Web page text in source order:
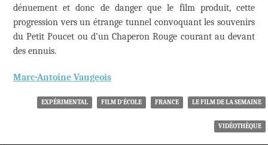
dénuement et donc de danger que le film produit, cette
progression vers un étrange tunnel convoquant les souvenirs
du Petit Poucet ou d’un Chaperon Rouge courant au devant
des ennuis.
Marc-Antoine Vaugeois
EXPÉRIMENTAL FILM D'ÉCOLE FRANCE LE FILM DE LA SEMAINE
VIDÉOTHÈQUE